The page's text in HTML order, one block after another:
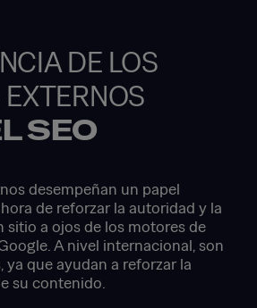
DE LOS
SEO
desempeñan un papel
de reforzar la autoridad y la
sitio a ojos de los motores de
A nivel internacional, son
ya que ayudan a reforzar la
su contenido.